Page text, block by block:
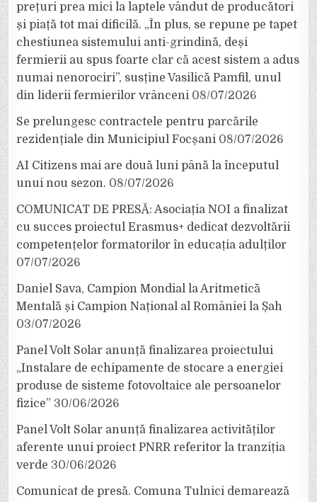
prețuri prea mici la laptele vândut de producători
și piață tot mai dificilă. „În plus, se repune pe tapet
chestiunea sistemului anti-grindină, deși
fermierii au spus foarte clar că acest sistem a adus
numai nenorociri”, susține Vasilică Pamfil, unul
din liderii fermierilor vrânceni 08/07/2026
Se prelungesc contractele pentru parcările
rezidențiale din Municipiul Focșani 08/07/2026
AI Citizens mai are două luni până la începutul
unui nou sezon. 08/07/2026
COMUNICAT DE PRESĂ: Asociația NOI a finalizat
cu succes proiectul Erasmus+ dedicat dezvoltării
competențelor formatorilor în educația adulților
07/07/2026
Daniel Sava, Campion Mondial la Aritmetică
Mentală și Campion Național al României la Șah
03/07/2026
Panel Volt Solar anunță finalizarea proiectului
„Instalare de echipamente de stocare a energiei
produse de sisteme fotovoltaice ale persoanelor
fizice” 30/06/2026
Panel Volt Solar anunță finalizarea activităților
aferente unui proiect PNRR referitor la tranziția
verde 30/06/2026
Comunicat de presă. Comuna Tulnici demarează